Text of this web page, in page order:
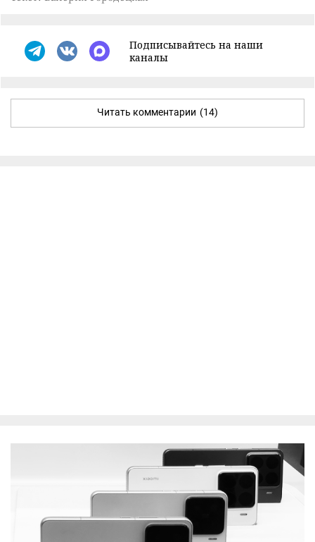
Подписывайтесь на наши
каналы
Читать комментарии (14)